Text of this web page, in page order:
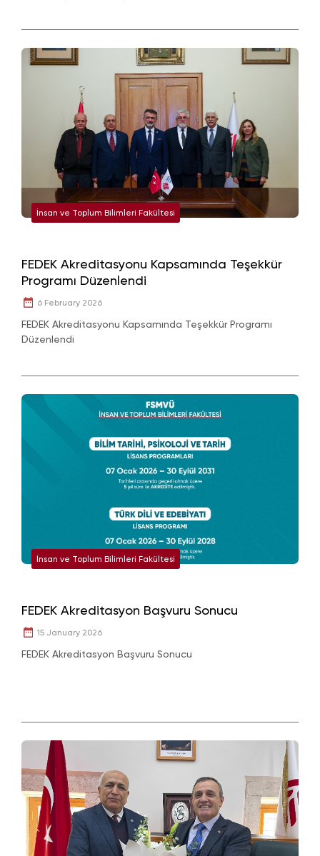
İnsan ve Toplum Bilimleri Fakültesi
FEDEK Akreditasyonu Kapsamında Teşekkür
Programı Düzenlendi
6 February 2026
FEDEK Akreditasyonu Kapsamında Teşekkür Programı
Düzenlendi
İnsan ve Toplum Bilimleri Fakültesi
FEDEK Akreditasyon Başvuru Sonucu
15 January 2026
FEDEK Akreditasyon Başvuru Sonucu